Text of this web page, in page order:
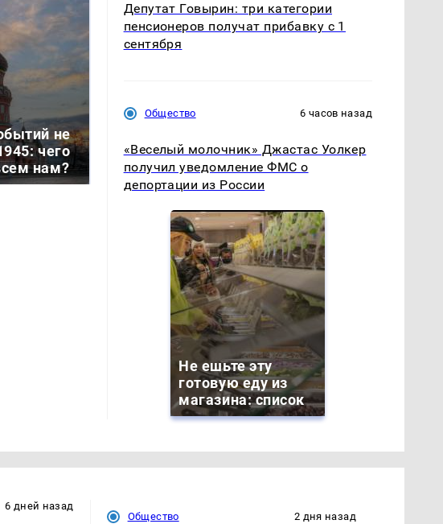
не
чего
нам?
В магазинах России
ажиотаж из-за этого
продукта: что купить?
СМИ: В Химках на
машину напали и
подожгли.
Депутат Говырин: три категории
пенсионеров получат прибавку с 1
сентября
Общество 6 часов назад
«Веселый молочник» Джастас Уолкер
получил уведомление ФМС о
депортации из России
Не ешьте эту
готовую еду из
магазина: список
6 дней назад
Общество 2 дня назад